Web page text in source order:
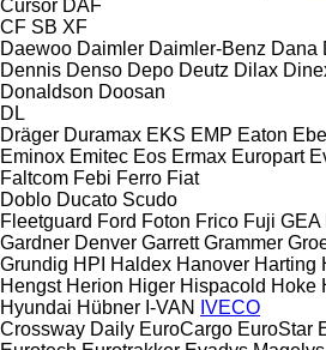
Cursor DAF
CF SB XF
Daewoo Daimler Daimler-Benz Dana
Dennis Denso Depo Deutz Dilax
Donaldson Doosan
DL
Dräger Duramax EKS EMP Eaton
Eminox Emitec Eos Ermax Europart
Faltcom Febi Ferro Fiat
Doblo Ducato Scudo
Fleetguard Ford Foton Frico Fuji GEA
Gardner Denver Garrett Grammer
Grundig HPI Haldex Hanover Harting
Hengst Herion Higer Hispacold Hoke
Hyundai Hübner I-VAN
IVECO
Crossway Daily EuroCargo EuroStar